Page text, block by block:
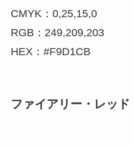
CMYK：0,25,15,0
RGB：249,209,203
HEX：#F9D1CB
ファイアリー・レッド